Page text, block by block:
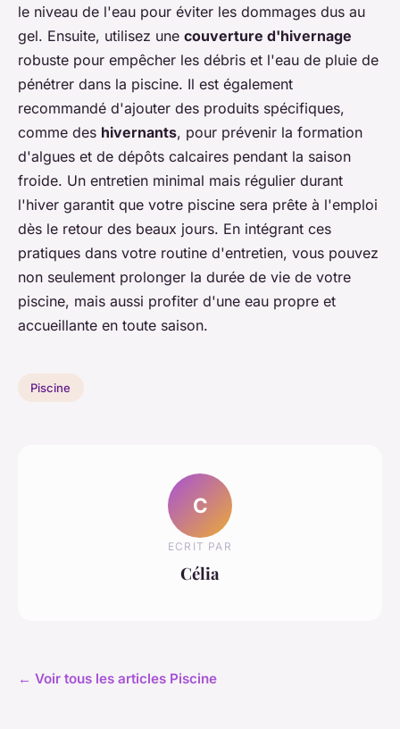
le niveau de l'eau pour éviter les dommages dus au
gel. Ensuite, utilisez une couverture d'hivernage
robuste pour empêcher les débris et l'eau de pluie de
pénétrer dans la piscine. Il est également
recommandé d'ajouter des produits spécifiques,
comme des hivernants, pour prévenir la formation
d'algues et de dépôts calcaires pendant la saison
froide. Un entretien minimal mais régulier durant
l'hiver garantit que votre piscine sera prête à l'emploi
dès le retour des beaux jours. En intégrant ces
pratiques dans votre routine d'entretien, vous pouvez
non seulement prolonger la durée de vie de votre
piscine, mais aussi profiter d'une eau propre et
accueillante en toute saison.
Piscine
C
ECRIT PAR
Célia
← Voir tous les articles Piscine